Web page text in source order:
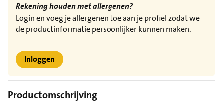
Rekening houden met allergenen?
Login en voeg je allergenen toe aan je profiel zodat we
de productinformatie persoonlijker kunnen maken.
Inloggen
Productomschrijving